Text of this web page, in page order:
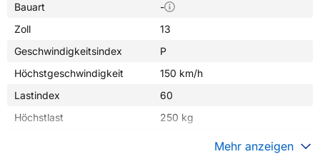
Bauart
-
Zoll
13
Geschwindigkeitsindex
P
Höchstgeschwindigkeit
150 km/h
Lastindex
60
Höchstlast
250 kg
Mehr anzeigen